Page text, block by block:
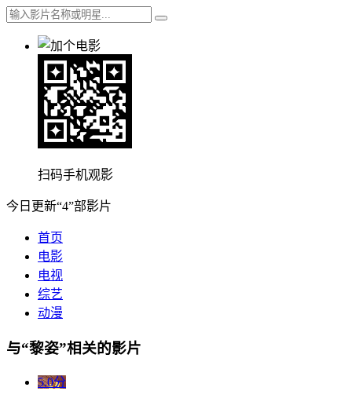
扫码手机观影
今日更新“4”部影片
首页
电影
电视
综艺
动漫
与“黎姿”相关的影片
5.0分